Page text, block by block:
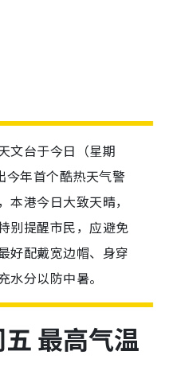
文台于今日（星期
今年首个酷热天气警
港今日大致天晴，
别提醒市民，应避免
好配戴宽边帽、身穿
水分以防中暑。
最高气温